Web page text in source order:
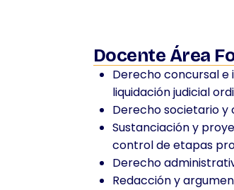
Docente Área
Derecho concursal e
liquidación judicial
Derecho societario y
Sustanciación y
control de etapas
Derecho
Redacción y